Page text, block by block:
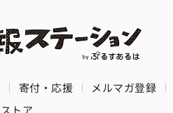
寄付・応援
メルマガ登録
ストア